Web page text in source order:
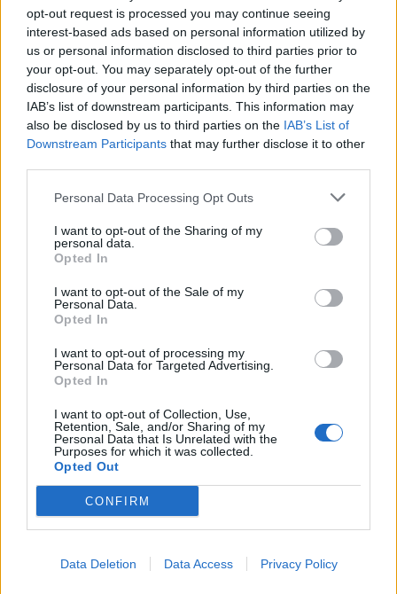
opt-out request is processed you may continue seeing
interest-based ads based on personal information utilized by
us or personal information disclosed to third parties prior to
your opt-out. You may separately opt-out of the further
disclosure of your personal information by third parties on the
IAB’s list of downstream participants. This information may
also be disclosed by us to third parties on the IAB’s List of
Downstream Participants that may further disclose it to other
Personal Data Processing Opt Outs
I want to opt-out of the Sharing of my
personal data.
Opted In
I want to opt-out of the Sale of my
Personal Data.
Opted In
I want to opt-out of processing my
Personal Data for Targeted Advertising.
Opted In
I want to opt-out of Collection, Use,
Retention, Sale, and/or Sharing of my
Personal Data that Is Unrelated with the
Purposes for which it was collected.
Opted Out
CONFIRM
Data Deletion Data Access Privacy Policy
Μουσική, χορός και αυξημένη
κίνηση στη δεύτερη διοργάνωση
του Εμπορικού Συλλόγου
Πλωμαρίου
ΑΓΡΟΤΕΣ
Αφθώδης πυρετός στη Λέσβο με
ελέγχους που δημοσιοποιήθηκαν
ΑΓΡΟΤΕΣ
«Σώστε τον κτηνοτρόφο από τον
αφανισμό»
Συλλόγου Μανταμάδου για τον
αφθώδη πυρετό στη συναυλία της
Ρίτας Αντωνοπούλου
ΡΕΠΟΡΤΑΖ ΑΓΡΟΤΕΣ
Ανασταίνονται... μοσχάρια και
πρόβατα κάνουν βόλτα από
στάνη σε στάνη στη Λέσβο
Γιατί η κυβέρνηση κάνει πως δεν
βλέπει τον εκμαυλισμό
εξέλιξη στη Λέσβο